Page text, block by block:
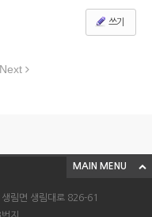
쓰기
Next
MAIN MENU
림면 생림대로 826-61